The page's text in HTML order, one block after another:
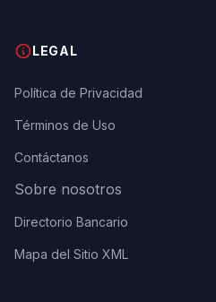
LEGAL
Política de Privacidad
Términos de Uso
Contáctanos
Sobre nosotros
Directorio Bancario
Mapa del Sitio XML